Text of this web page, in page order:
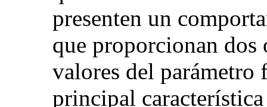
presenten un
que proporcionan dos
valores del parámetro
principal